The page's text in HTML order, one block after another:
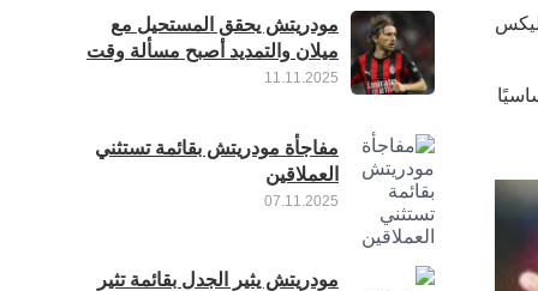
جزءًا أساسيًا
مودريتش يحقق المستحيل مع
ميلان والتمديد أصبح مسألة وقت
11.11.2025
مفاجأة مودريتش بقائمة تستثني
العملاقين
07.11.2025
مودريتش يثير الجدل بقائمة تثير